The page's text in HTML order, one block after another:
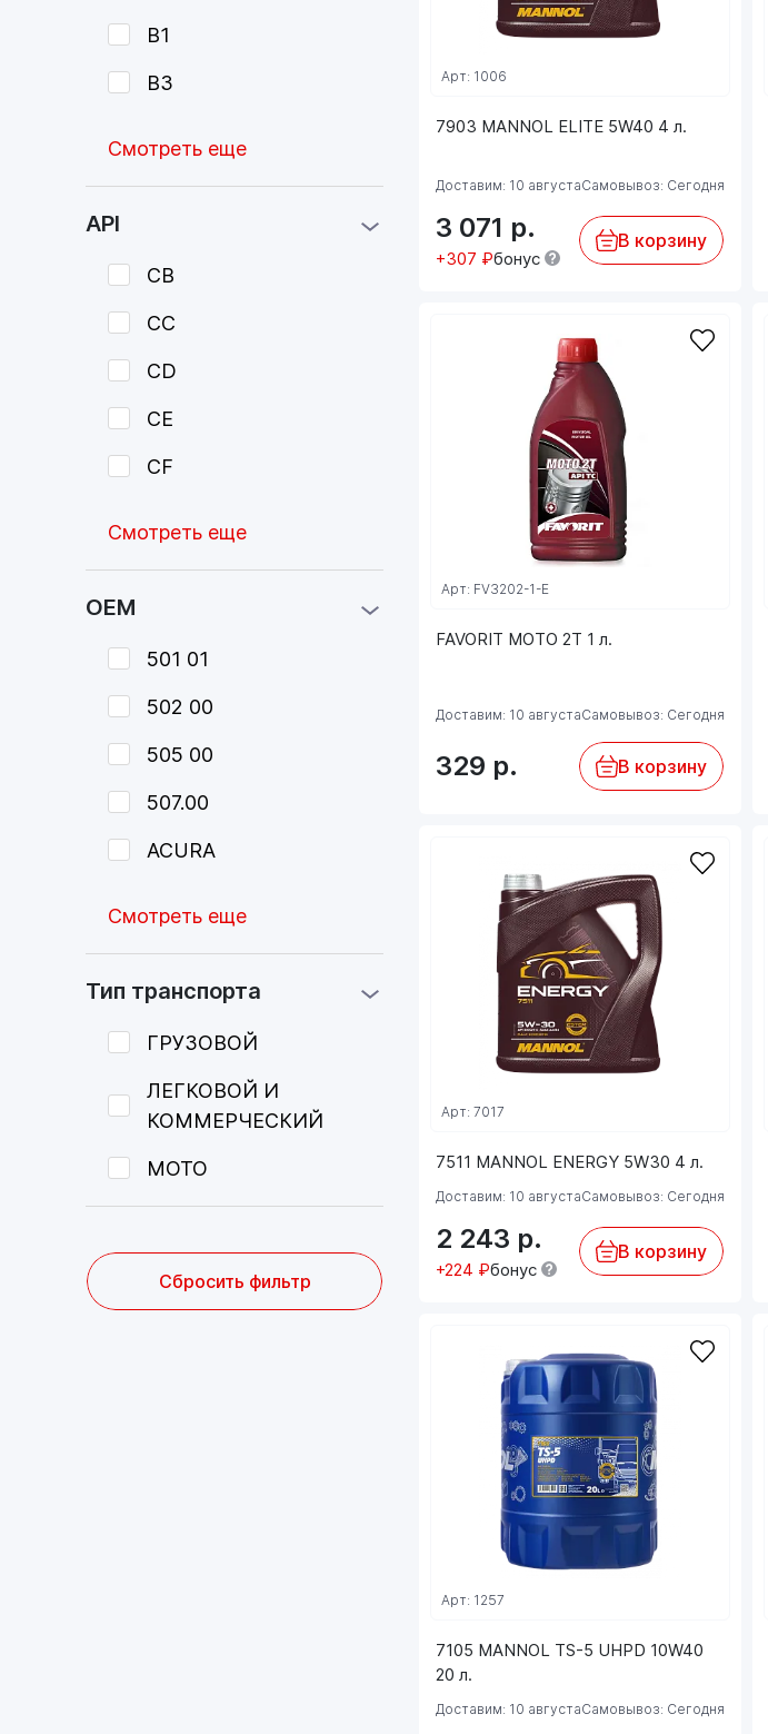
B1
B3
Смотреть еще
API
CB
CC
CD
CE
CF
Смотреть еще
OEM
501 01
502 00
505 00
507.00
ACURA
Смотреть еще
Тип транспорта
ГРУЗОВОЙ
ЛЕГКОВОЙ И
КОММЕРЧЕСКИЙ
МОТО
Сбросить фильтр
7903 MANNOL ELITE 5W40 4 л.
Арт: 1006
Доставим: 10 августаСамовывоз: Сегодня
3 071 р.
+307 ₽бонус
В корзину
FAVORIT MOTO 2T 1 л.
Арт: FV3202-1-E
Доставим: 10 августаСамовывоз: Сегодня
329 р. В корзину
7511 MANNOL ENERGY 5W30 4 л.
Арт: 7017
Доставим: 10 августаСамовывоз: Сегодня
2 243 р.
+224 ₽бонус
В корзину
7105 MANNOL TS-5 UHPD 10W40
20 л.
Арт: 1257
Доставим: 10 августаСамовывоз: Сегодня